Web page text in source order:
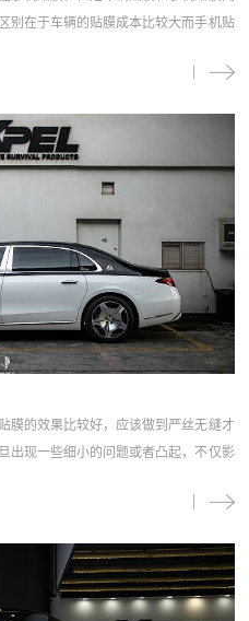
别在于车辆的贴膜成本比较大而手机贴
膜的效果比较好，应该做到严丝无缝才
出现一些细小的问题或者凸起，不仅影